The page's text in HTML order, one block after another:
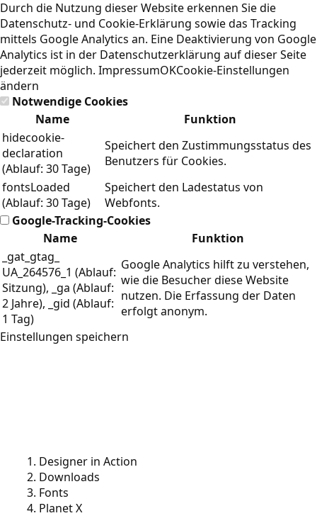
Durch die Nutzung dieser Website erkennen Sie die
Datenschutz- und Cookie-Erklärung sowie das Tracking
mittels Google Analytics an. Eine Deaktivierung von Google
Analytics ist in der Datenschutzerklärung auf dieser Seite
jederzeit möglich. ImpressumOKCookie-Einstellungen
ändern
Notwendige Cookies
Name
Funktion
hidecookie-
declaration
(Ablauf: 30 Tage)
Speichert den Zustimmungsstatus des
Benutzers für Cookies.
fontsLoaded
(Ablauf: 30 Tage)
Speichert den Ladestatus von
Webfonts.
Google-Tracking-Cookies
Name
Funktion
_gat_gtag_
UA_264576_1 (Ablauf:
Sitzung), _ga (Ablauf:
2 Jahre), _gid (Ablauf:
1 Tag)
Google Analytics hilft zu verstehen,
wie die Besucher diese Website
nutzen. Die Erfassung der Daten
erfolgt anonym.
Einstellungen speichern
Designer in Action
Downloads
Fonts
Planet X